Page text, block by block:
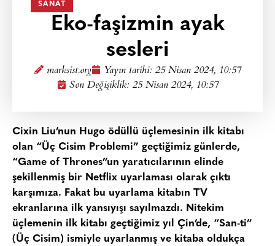
SANAT
Eko-faşizmin ayak
sesleri
marksist.org Yayın tarihi: 25 Nisan 2024, 10:57
Son Değişiklik: 25 Nisan 2024, 10:57
Cixin Liu’nun Hugo ödüllü üçlemesinin ilk kitabı
olan “Üç Cisim Problemi” geçtiğimiz günlerde,
“Game of Thrones”un yaratıcılarının elinde
şekillenmiş bir Netflix uyarlaması olarak çıktı
karşımıza. Fakat bu uyarlama kitabın TV
ekranlarına ilk yansıyışı sayılmazdı. Nitekim
üçlemenin ilk kitabı geçtiğimiz yıl Çin’de, “San-ti”
(Üç Cisim) ismiyle uyarlanmış ve kitaba oldukça